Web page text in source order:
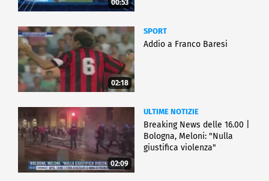
00:53
02:18
SPORT
Addio a Franco Baresi
02:09
ULTIME NOTIZIE
Breaking News delle 16.00 |
Bologna, Meloni: "Nulla
giustifica violenza"